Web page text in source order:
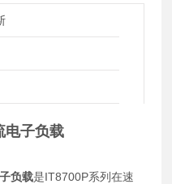
电子负载
负载是IT8700P系列在速